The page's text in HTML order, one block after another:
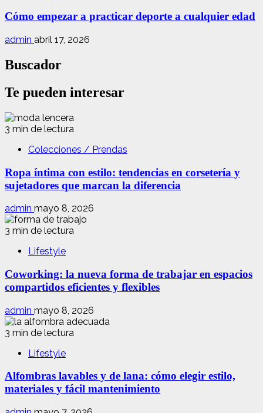
Cómo empezar a practicar deporte a cualquier edad
admin abril 17, 2026
Buscador
Te pueden interesar
3 min de lectura
Colecciones / Prendas
Ropa íntima con estilo: tendencias en corsetería y
sujetadores que marcan la diferencia
admin mayo 8, 2026
3 min de lectura
Lifestyle
Coworking: la nueva forma de trabajar en espacios
compartidos eficientes y flexibles
admin mayo 8, 2026
3 min de lectura
Lifestyle
Alfombras lavables y de lana: cómo elegir estilo,
materiales y fácil mantenimiento